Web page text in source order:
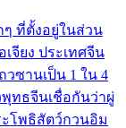
ๆ ที่ตั้งอยู่ในส่วน
จียง ประเทศจีน
ซานเป็น 1 ใน 4
ทธจีนเชื่อกันว่าผู่
โพธิสัตว์กวนอิม